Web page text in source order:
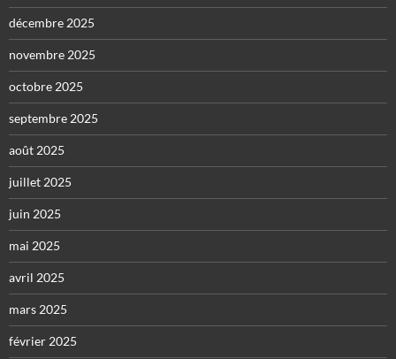
décembre 2025
novembre 2025
octobre 2025
septembre 2025
août 2025
juillet 2025
juin 2025
mai 2025
avril 2025
mars 2025
février 2025